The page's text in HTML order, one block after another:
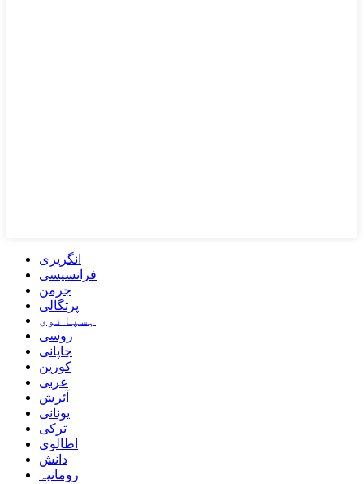
انگریزی
فرانسیسی
جرمن
پرتگالی
ہسپانوی
روسی
جاپانی
کورین
عربی
آئرش
یونانی
ترکی
اطالوی
دانش
رومانیہ